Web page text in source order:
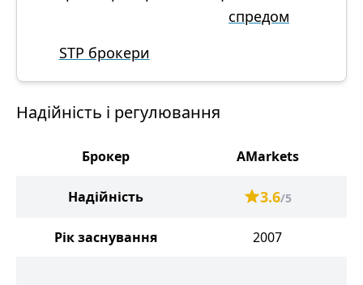
спредом
STP брокери
Надійність і регулювання
Брокер AMarkets
Надійність 3.6/5
Рік заснування 2007